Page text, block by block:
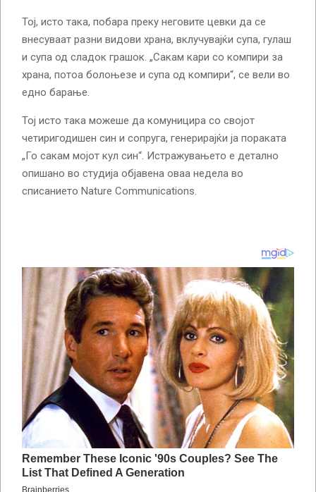
Тој, исто така, побара преку неговите цевки да се
внесуваат разни видови храна, вклучувајќи супа, гулаш
и супа од сладок грашок. „Сакам кари со компири за
храна, потоа болоњезе и супа од компири“, се вели во
едно барање.
Тој исто така можеше да комуницира со својот
четиригодишен син и сопруга, генерирајќи ја пораката
„Го сакам мојот кул син“. Истражувањето е детално
опишано во студија објавена оваа недела во
списанието Nature Communications.